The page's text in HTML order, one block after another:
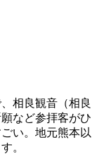
相良観音（相良
など参拝客がひ
い。地元熊本以
。